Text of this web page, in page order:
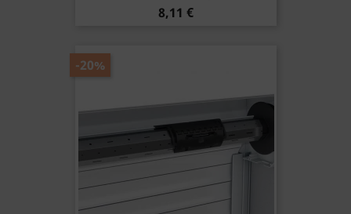
Precio
8,11 €
-20%